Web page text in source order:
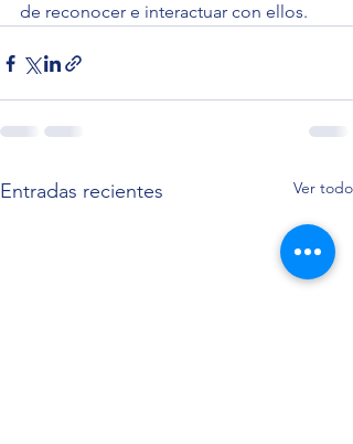
de reconocer e interactuar con ellos.
Entradas recientes Ver todo